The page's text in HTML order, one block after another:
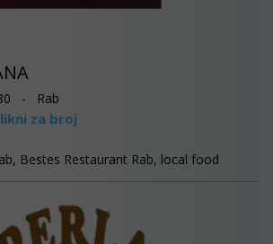
- Rab
za broj
Bestes Restaurant Rab, local food